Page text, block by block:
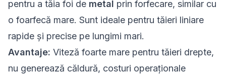
pentru a tăia foi de metal prin forfecare, similar cu
o foarfecă mare. Sunt ideale pentru tăieri liniare
rapide și precise pe lungimi mari.
Avantaje: Viteză foarte mare pentru tăieri drepte,
nu generează căldură, costuri operaționale